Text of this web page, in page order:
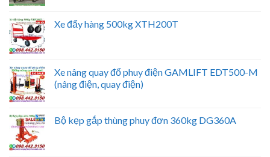
Xe đẩy hàng 500kg XTH200T
Xe nâng quay đổ phuy điện GAMLIFT EDT500-M
(nâng điện, quay điện)
Bộ kẹp gắp thùng phuy đơn 360kg DG360A